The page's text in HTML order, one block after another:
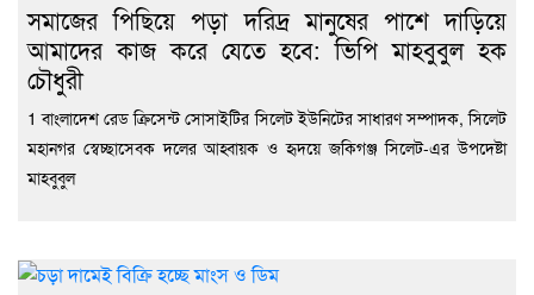
সমাজের পিছিয়ে পড়া দরিদ্র মানুষের পাশে দাড়িয়ে
আমাদের কাজ করে যেতে হবে: ভিপি মাহবুবুল হক
চৌধুরী
1 বাংলাদেশ রেড ক্রিসেন্ট সোসাইটির সিলেট ইউনিটের সাধারণ সম্পাদক, সিলেট
মহানগর স্বেচ্ছাসেবক দলের আহ্বায়ক ও হৃদয়ে জকিগঞ্জ সিলেট-এর উপদেষ্টা
মাহবুবুল